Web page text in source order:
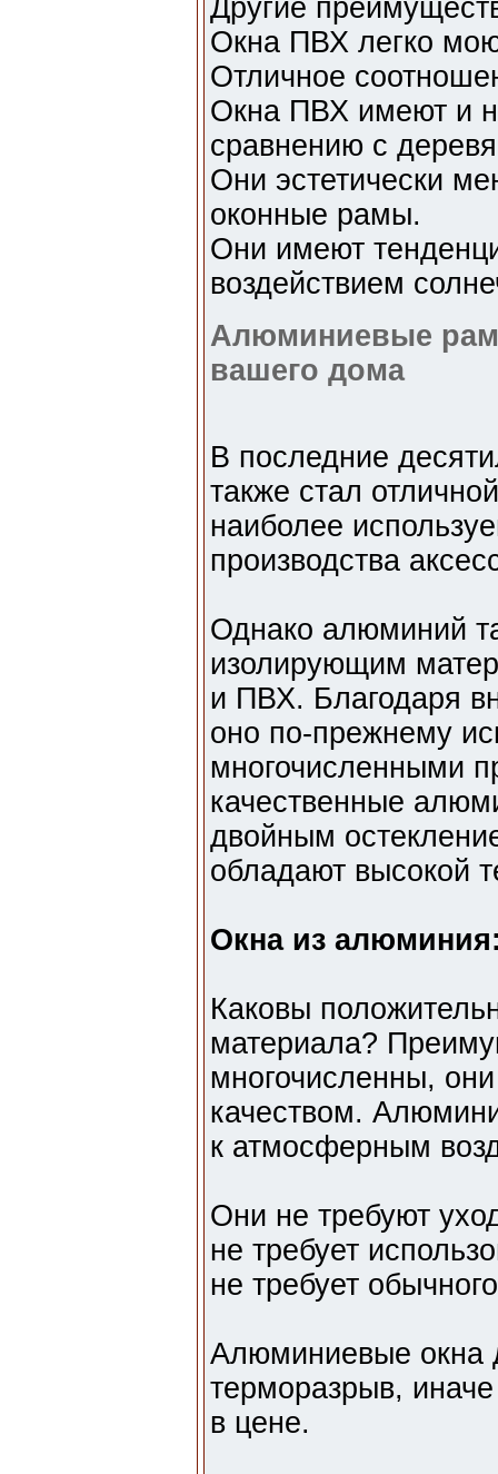
Другие
Окна ПВХ легко
Отличное
Окна ПВХ имеют и
сравнению с
Они эстетически
оконные рамы.
Они имеют
воздействием
Алюминиевые
вашего дома
В последние
также стал
наиболее
производства
Однако алюминий
изолирующим
и ПВХ. Благодаря
оно по-прежнему
многочисленными
качественные
двойным
обладают высокой
Окна из
Каковы
материала?
многочисленны,
качеством.
к атмосферным
Они не требуют
не требует
не требует
Алюминиевые окна
терморазрыв,
в цене.